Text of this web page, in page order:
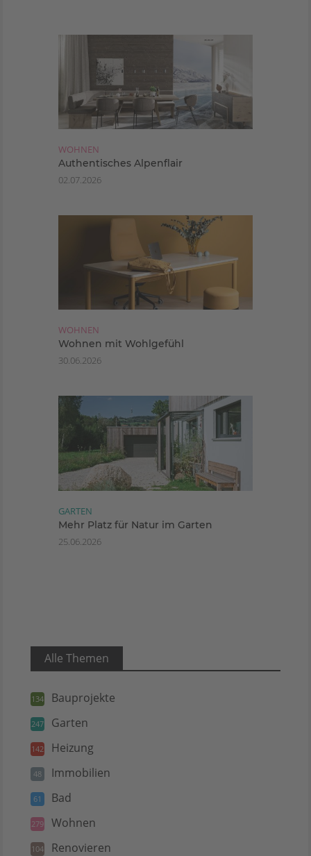
WOHNEN
Authentisches Alpenflair
02.07.2026
WOHNEN
Wohnen mit Wohlgefühl
30.06.2026
GARTEN
Mehr Platz für Natur im Garten
25.06.2026
Alle Themen
134 Bauprojekte
247 Garten
142 Heizung
48 Immobilien
61 Bad
279 Wohnen
104 Renovieren